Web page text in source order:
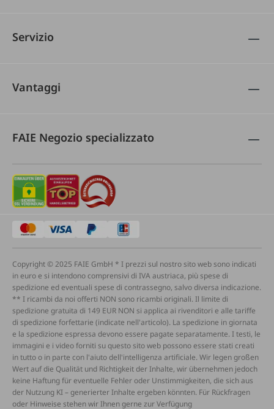
Servizio
Vantaggi
FAIE Negozio specializzato
Copyright © 2025 FAIE GmbH * I prezzi sul nostro sito web sono indicati
in euro e si intendono comprensivi di IVA austriaca, più spese di
spedizione ed eventuali spese di contrassegno, salvo diversa indicazione.
** I ricambi da noi offerti NON sono ricambi originali. Il limite di
spedizione gratuita di 149 EUR NON si applica ai rivenditori e alle tariffe
di spedizione forfettarie (indicate nell'articolo). La spedizione in giornata
e la spedizione espressa devono essere pagate separatamente. I testi, le
immagini e i video forniti su questo sito web possono essere stati creati
in tutto o in parte con l'aiuto dell'intelligenza artificiale. Wir legen großen
Wert auf die Qualität und Richtigkeit der Inhalte, wir übernehmen jedoch
keine Haftung für eventuelle Fehler oder Unstimmigkeiten, die sich aus
der Nutzung KI – generierter Inhalte ergeben könnten. Für Rückfragen
oder Hinweise stehen wir Ihnen gerne zur Verfügung